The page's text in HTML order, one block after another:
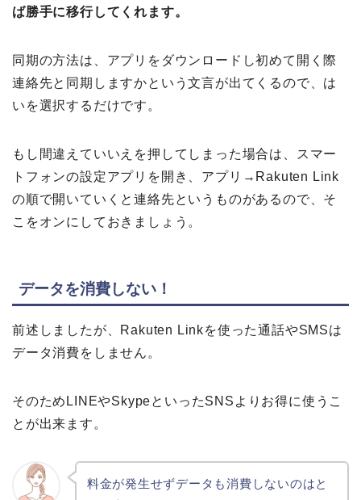
ば勝手に移行してくれます。
同期の方法は、アプリをダウンロードし初めて開く際
連絡先と同期しますかという文言が出てくるので、は
いを選択するだけです。
もし間違えていいえを押してしまった場合は、スマー
トフォンの設定アプリを開き、アプリ→Rakuten Link
の順で開いていくと連絡先というものがあるので、そ
こをオンにしておきましょう。
データを消費しない！
前述しましたが、Rakuten Linkを使った通話やSMSは
データ消費をしません。
そのためLINEやSkypeといったSNSよりお得に使うこ
とが出来ます。
料金が発生せずデータも消費しないのはと